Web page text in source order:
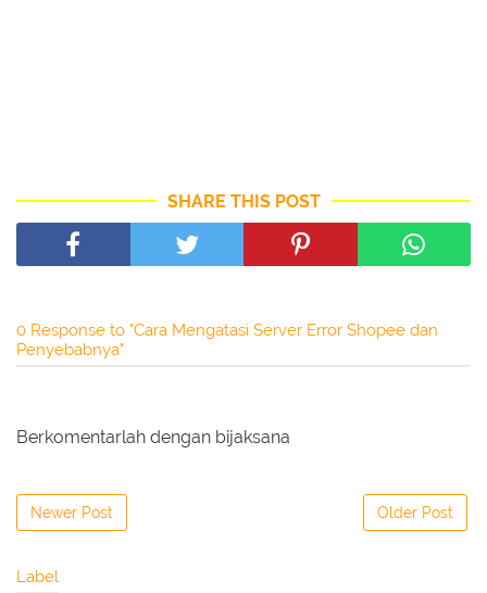
SHARE THIS POST
0 Response to "Cara Mengatasi Server Error Shopee dan
Penyebabnya"
Berkomentarlah dengan bijaksana
Newer Post Older Post
Label